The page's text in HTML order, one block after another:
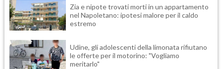
Zia e nipote trovati morti in un appartamento
nel Napoletano: ipotesi malore per il caldo
estremo
Udine, gli adolescenti della limonata rifiutano
le offerte per il motorino: "Vogliamo
meritarlo"